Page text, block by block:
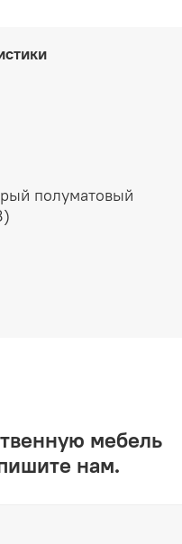
полуматовый
мебель
нам.